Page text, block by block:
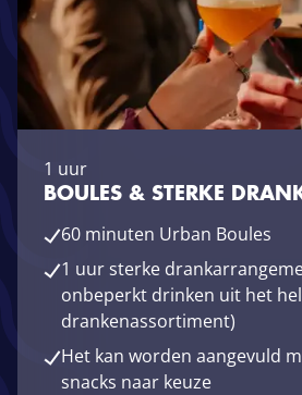
1 uur
BOULES & STERKE
60 minuten Urban Boules
1 uur sterke
onbeperkt drinken uit het
drankenassortiment)
Het kan worden aangevuld
snacks naar keuze